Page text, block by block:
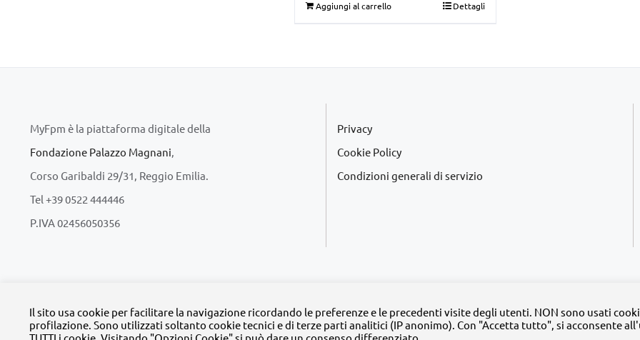
Aggiungi al carrello Dettagli
MyFpm è la piattaforma digitale della
Fondazione Palazzo Magnani,
Corso Garibaldi 29/31, Reggio Emilia.
Tel +39 0522 444446
P.IVA 02456050356
Privacy
Cookie Policy
Condizioni generali di servizio
FacebookInstagram
TwitterLinkedInYouTube
Il sito usa cookie per facilitare la navigazione ricordando le preferenze e le precedenti visite degli utenti. NON sono usati
profilazione. Sono utilizzati soltanto cookie tecnici e di terze parti analitici (IP anonimo). Con "Accetta tutto", si acconsente